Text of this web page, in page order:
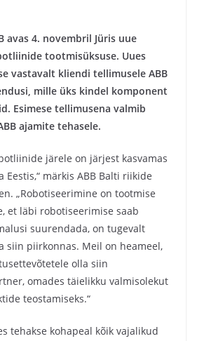
avas 4. novembril Jüris uue
tootmisüksuse. Uues
vastavalt kliendi tellimusele ABB
mille üks kindel komponent
Esimese tellimusena valmib
ajamite tehasele.
järele on järjest kasvamas
Eestis,“ märkis ABB Balti riikide
„Robotiseerimine on tootmise
et läbi robotiseerimise saab
suurendada, on tugevalt
siin piirkonnas. Meil on heameel,
olla siin
omades täielikku valmisolekut
teostamiseks.“
tehakse kohapeal kõik vajalikud